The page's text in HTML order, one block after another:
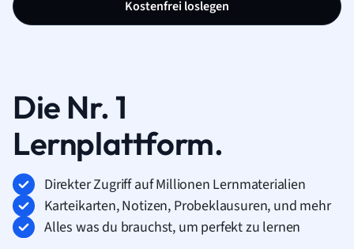
Kostenfrei loslegen
Die Nr. 1
Lernplattform.
Direkter Zugriff auf Millionen Lernmaterialien
Karteikarten, Notizen, Probeklausuren, und mehr
Alles was du brauchst, um perfekt zu lernen